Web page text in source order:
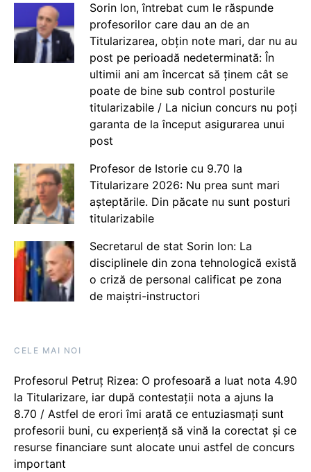
Sorin Ion, întrebat cum le răspunde
profesorilor care dau an de an
Titularizarea, obțin note mari, dar nu au
post pe perioadă nedeterminată: În
ultimii ani am încercat să ținem cât se
poate de bine sub control posturile
titularizabile / La niciun concurs nu poți
garanta de la început asigurarea unui
post
Profesor de Istorie cu 9.70 la
Titularizare 2026: Nu prea sunt mari
așteptările. Din păcate nu sunt posturi
titularizabile
Secretarul de stat Sorin Ion: La
disciplinele din zona tehnologică există
o criză de personal calificat pe zona
de maiștri-instructori
CELE MAI NOI
Profesorul Petruț Rizea: O profesoară a luat nota 4.90
la Titularizare, iar după contestații nota a ajuns la
8.70 / Astfel de erori îmi arată ce entuziasmați sunt
profesorii buni, cu experiență să vină la corectat și ce
resurse financiare sunt alocate unui astfel de concurs
important